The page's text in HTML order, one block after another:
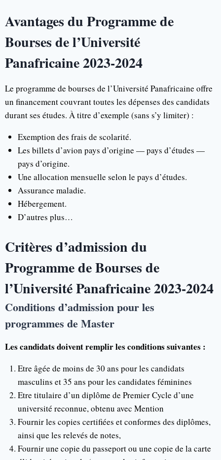
Avantages du Programme de
Bourses de l’Université
Panafricaine 2023-2024
Le programme de bourses de l’Université Panafricaine offre
un financement couvrant toutes les dépenses des candidats
durant ses études. À titre d’exemple (sans s’y limiter) :
Exemption des frais de scolarité.
Les billets d’avion pays d’origine — pays d’études —
pays d’origine.
Une allocation mensuelle selon le pays d’études.
Assurance maladie.
Hébergement.
D’autres plus…
Critères d’admission du
Programme de Bourses de
l’Université Panafricaine 2023-2024
Conditions d’admission pour les
programmes de Master
Les candidats doivent remplir les conditions suivantes :
Etre âgée de moins de 30 ans pour les candidats
masculins et 35 ans pour les candidates féminines
Etre titulaire d’un diplôme de Premier Cycle d’une
université reconnue, obtenu avec Mention
Fournir les copies certifiées et conformes des diplômes,
ainsi que les relevés de notes,
Fournir une copie du passeport ou une copie de la carte